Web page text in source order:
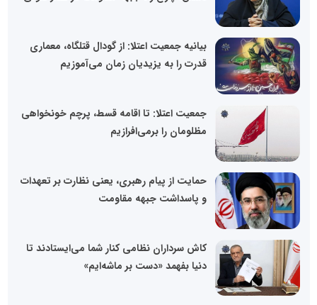
بیانیه جمعیت اعتلا: از گودال قتلگاه، معماری
قدرت را به یزیدیان زمان می‌آموزیم
جمعیت اعتلا: تا اقامه قسط، پرچم خونخواهی
مظلومان را برمی‌افرازیم
حمایت از پیام رهبری، یعنی نظارت بر تعهدات
و پاسداشت جبهه مقاومت
کاش سرداران نظامی کنار شما می‌ایستادند تا
دنیا بفهمد «دست بر ماشه‌ایم»